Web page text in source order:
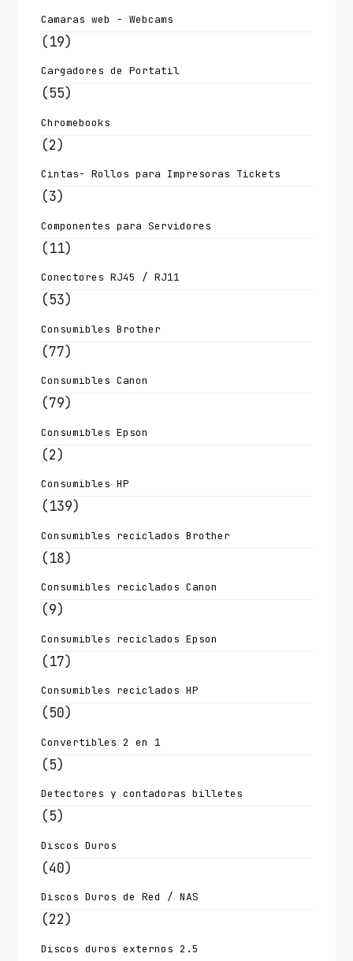
Camaras web - Webcams
(19)
Cargadores de Portatil
(55)
Chromebooks
(2)
Cintas- Rollos para Impresoras Tickets
(3)
Componentes para Servidores
(11)
Conectores RJ45 / RJ11
(53)
Consumibles Brother
(77)
Consumibles Canon
(79)
Consumibles Epson
(2)
Consumibles HP
(139)
Consumibles reciclados Brother
(18)
Consumibles reciclados Canon
(9)
Consumibles reciclados Epson
(17)
Consumibles reciclados HP
(50)
Convertibles 2 en 1
(5)
Detectores y contadoras billetes
(5)
Discos Duros
(40)
Discos Duros de Red / NAS
(22)
Discos duros externos 2.5